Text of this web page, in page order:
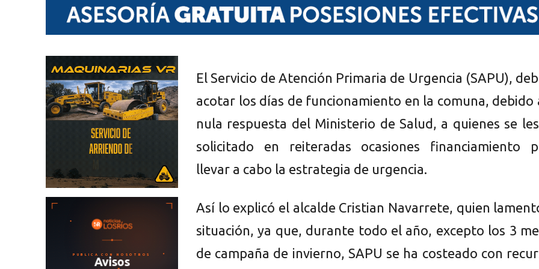
El Servicio de Atención Primaria de Urgencia (SAPU),
acotar los días de funcionamiento en la comuna, debido
nula respuesta del Ministerio de Salud, a quienes se
solicitado en reiteradas ocasiones financiamiento
llevar a cabo la estrategia de urgencia.
Así lo explicó el alcalde Cristian Navarrete, quien
situación, ya que, durante todo el año, excepto los 3
de campaña de invierno, SAPU se ha costeado con